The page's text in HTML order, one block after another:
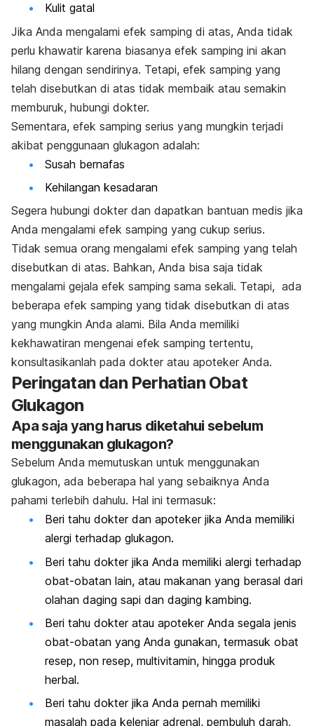
Kulit gatal
Jika Anda mengalami efek samping di atas, Anda tidak
perlu khawatir karena biasanya efek samping ini akan
hilang dengan sendirinya. Tetapi, efek samping yang
telah disebutkan di atas tidak membaik atau semakin
memburuk, hubungi dokter.
Sementara, efek samping serius yang mungkin terjadi
akibat penggunaan glukagon adalah:
Susah bernafas
Kehilangan kesadaran
Segera hubungi dokter dan dapatkan bantuan medis jika
Anda mengalami efek samping yang cukup serius.
Tidak semua orang mengalami efek samping yang telah
disebutkan di atas. Bahkan, Anda bisa saja tidak
mengalami gejala efek samping sama sekali. Tetapi, ada
beberapa efek samping yang tidak disebutkan di atas
yang mungkin Anda alami. Bila Anda memiliki
kekhawatiran mengenai efek samping tertentu,
konsultasikanlah pada dokter atau apoteker Anda.
Peringatan dan Perhatian Obat
Glukagon
Apa saja yang harus diketahui sebelum
menggunakan glukagon?
Sebelum Anda memutuskan untuk menggunakan
glukagon, ada beberapa hal yang sebaiknya Anda
pahami terlebih dahulu. Hal ini termasuk:
Beri tahu dokter dan apoteker jika Anda memiliki
alergi terhadap glukagon.
Beri tahu dokter jika Anda memiliki alergi terhadap
obat-obatan lain, atau makanan yang berasal dari
olahan daging sapi dan daging kambing.
Beri tahu dokter atau apoteker Anda segala jenis
obat-obatan yang Anda gunakan, termasuk obat
resep, non resep, multivitamin, hingga produk
herbal.
Beri tahu dokter jika Anda pernah memiliki
masalah pada kelenjar adrenal, pembuluh darah,